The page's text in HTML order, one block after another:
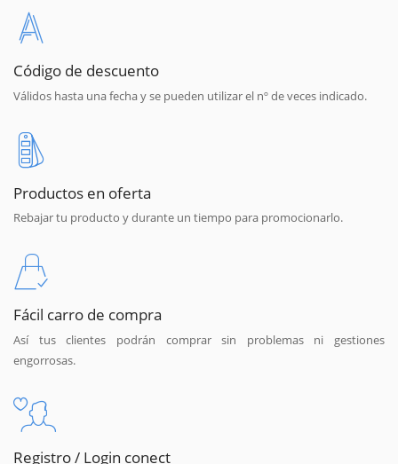
Código de descuento
Válidos hasta una fecha y se pueden utilizar el nº de veces indicado.
Productos en oferta
Rebajar tu producto y durante un tiempo para promocionarlo.
Fácil carro de compra
Así tus clientes podrán comprar sin problemas ni gestiones
engorrosas.
Registro / Login conect